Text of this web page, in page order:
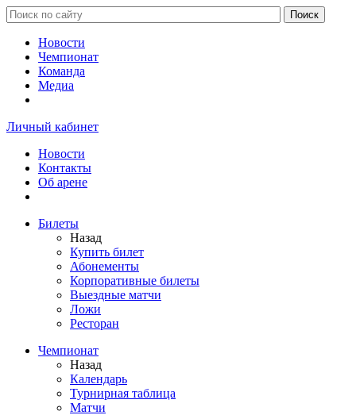
Новости
Чемпионат
Команда
Медиа
Личный кабинет
Новости
Контакты
Об арене
Билеты
Назад
Купить билет
Абонементы
Корпоративные билеты
Выездные матчи
Ложи
Ресторан
Чемпионат
Назад
Календарь
Турнирная таблица
Матчи